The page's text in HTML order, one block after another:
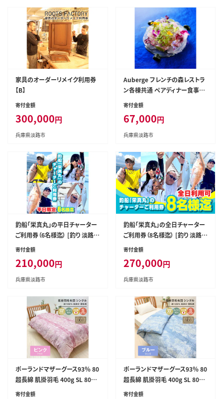
家具のオーダーリメイク利用券
【B】
寄付金額
300,000円
兵庫県淡路市
Auberge フレンチの森レストラ
ン各棟共通 ペアディナー食事利
用券
寄付金額
67,000円
兵庫県淡路市
釣船「栄真丸」の平日チャーター
ご利用券（6名様迄） [釣り 淡路島
漁船 魚釣り 乗船券]
寄付金額
210,000円
兵庫県淡路市
釣船「栄真丸」の全日チャーター
ご利用券（8名様迄） [釣り 淡路島
漁船 魚釣り 乗船券]
寄付金額
270,000円
兵庫県淡路市
ポーランドマザーグース93％ 80
超長綿 肌掛羽毛 400g SL 80マ
ザー04P
寄付金額
ポーランドマザーグース93％ 80
超長綿 肌掛羽毛 400g SL 80マ
ザー04B
寄付金額